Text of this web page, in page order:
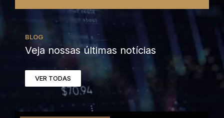
BLOG
Veja nossas últimas notícias
VER TODAS